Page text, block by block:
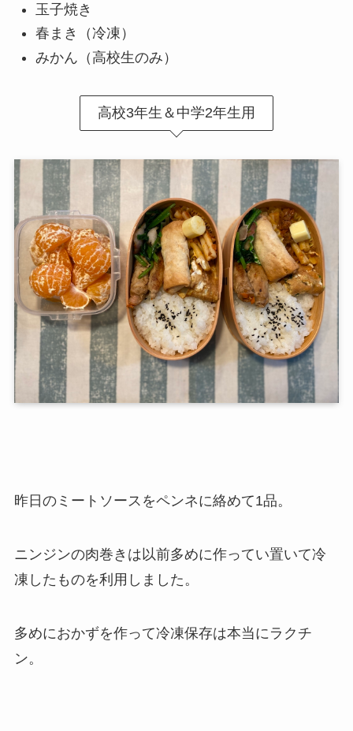
玉子焼き
春まき（冷凍）
みかん（高校生のみ）
高校3年生＆中学2年生用
昨日のミートソースをペンネに絡めて1品。
ニンジンの肉巻きは以前多めに作ってい置いて冷
凍したものを利用しました。
多めにおかずを作って冷凍保存は本当に ラク チ
ン。